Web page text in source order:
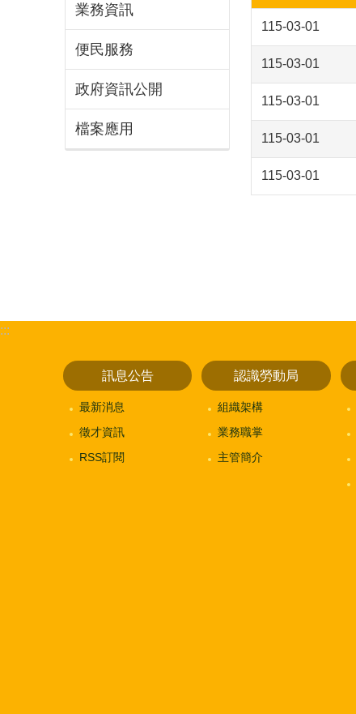
業務資訊
便民服務
政府資訊公開
檔案應用
115-03-01
115-03-01
115-03-01
115-03-01
115-03-01
:::
訊息公告
最新消息
徵才資訊
RSS訂閱
認識勞動局
組織架構
業務職掌
主管簡介